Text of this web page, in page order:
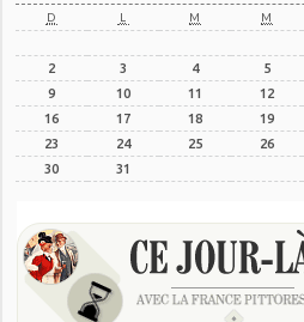
D L M M
2
3 4 5
9
10 11 12
16
17 18 19
23
24 25 26
30
31